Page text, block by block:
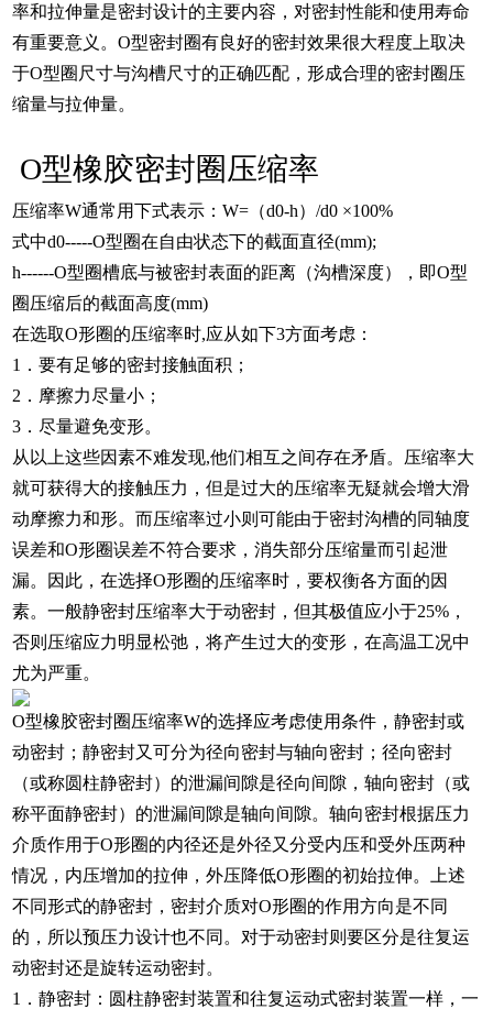
率和拉伸量是密封设计的主要内容，对密封性能和使用寿命
有重要意义。O型密封圈有良好的密封效果很大程度上取决
于O型圈尺寸与沟槽尺寸的正确匹配，形成合理的密封圈压
缩量与拉伸量。
O型橡胶密封圈压缩率
压缩率W通常用下式表示：W=（d0-h）/d0 ×100%
式中d0-----O型圈在自由状态下的截面直径(mm);
h------O型圈槽底与被密封表面的距离（沟槽深度），即O型
圈压缩后的截面高度(mm)
在选取O形圈的压缩率时,应从如下3方面考虑：
1．要有足够的密封接触面积；
2．摩擦力尽量小；
3．尽量避免变形。
从以上这些因素不难发现,他们相互之间存在矛盾。压缩率大
就可获得大的接触压力，但是过大的压缩率无疑就会增大滑
动摩擦力和形。而压缩率过小则可能由于密封沟槽的同轴度
误差和O形圈误差不符合要求，消失部分压缩量而引起泄
漏。因此，在选择O形圈的压缩率时，要权衡各方面的因
素。一般静密封压缩率大于动密封，但其极值应小于25%，
否则压缩应力明显松弛，将产生过大的变形，在高温工况中
尤为严重。
O型橡胶密封圈压缩率W的选择应考虑使用条件，静密封或
动密封；静密封又可分为径向密封与轴向密封；径向密封
（或称圆柱静密封）的泄漏间隙是径向间隙，轴向密封（或
称平面静密封）的泄漏间隙是轴向间隙。轴向密封根据压力
介质作用于O形圈的内径还是外径又分受内压和受外压两种
情况，内压增加的拉伸，外压降低O形圈的初始拉伸。上述
不同形式的静密封，密封介质对O形圈的作用方向是不同
的，所以预压力设计也不同。对于动密封则要区分是往复运
动密封还是旋转运动密封。
1．静密封：圆柱静密封装置和往复运动式密封装置一样，一